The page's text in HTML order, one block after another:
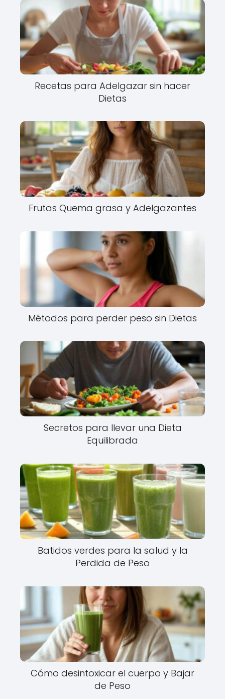
Recetas para Adelgazar sin hacer
Dietas
Frutas Quema grasa y Adelgazantes
Métodos para perder peso sin Dietas
Secretos para llevar una Dieta
Equilibrada
Batidos verdes para la salud y la
Perdida de Peso
Cómo desintoxicar el cuerpo y Bajar
de Peso